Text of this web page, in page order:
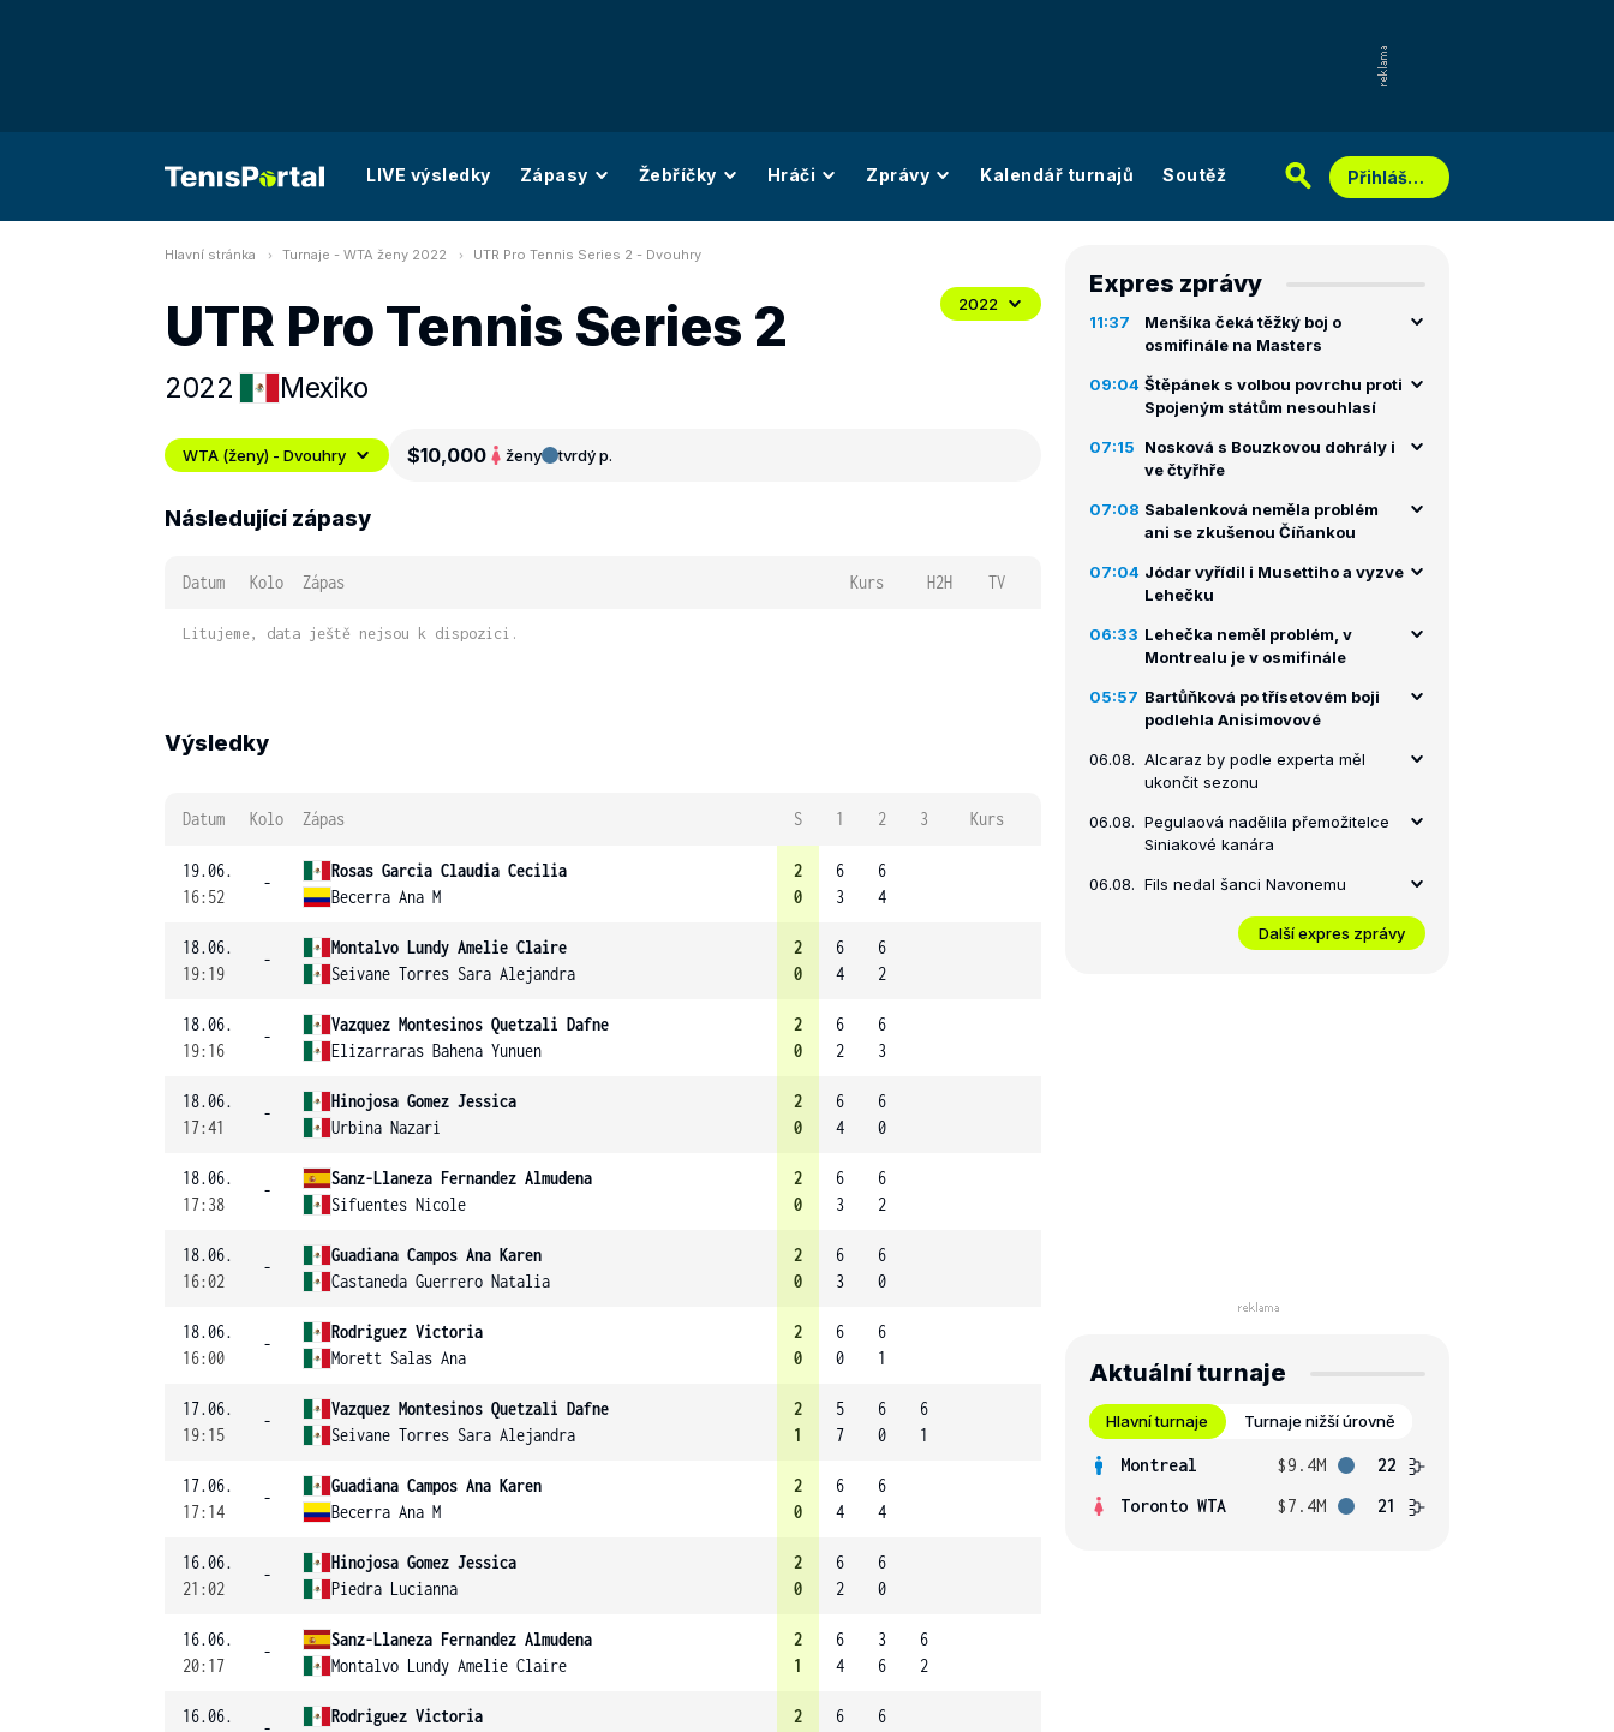
LIVE výsledky Zápasy Žebříčky Hráči Zprávy Kalendář turnajů Soutěž Přihlášení
Hlavní stránka Turnaje - WTA ženy 2022 UTR Pro Tennis Series 2 - Dvouhry
UTR Pro Tennis Series 2
2022 Mexiko
2022
WTA (ženy) - Dvouhry $10,000 ženy tvrdý p.
Následující zápasy
Datum Kolo Zápas Kurs H2H TV
Litujeme, data ještě nejsou k dispozici.
Výsledky
Datum Kolo Zápas S 1 2 3 Kurs
19.06.
16:52
-
Rosas Garcia Claudia Cecilia
Becerra Ana M
2
0
6
3
6
4
18.06.
19:19
-
Montalvo Lundy Amelie Claire
Seivane Torres Sara Alejandra
2
0
6
4
6
2
18.06.
19:16
-
Vazquez Montesinos Quetzali Dafne
Elizarraras Bahena Yunuen
2
0
6
2
6
3
18.06.
17:41
-
Hinojosa Gomez Jessica
Urbina Nazari
2
0
6
4
6
0
18.06.
17:38
-
Sanz-Llaneza Fernandez Almudena
Sifuentes Nicole
2
0
6
3
6
2
18.06.
16:02
-
Guadiana Campos Ana Karen
Castaneda Guerrero Natalia
2
0
6
3
6
0
18.06.
16:00
-
Rodriguez Victoria
Morett Salas Ana
2
0
6
0
6
1
17.06.
19:15
-
Vazquez Montesinos Quetzali Dafne
Seivane Torres Sara Alejandra
2
1
5
7
6
0
6
1
17.06.
17:14
-
Guadiana Campos Ana Karen
Becerra Ana M
2
0
6
4
6
4
16.06.
21:02
-
Hinojosa Gomez Jessica
Piedra Lucianna
2
0
6
2
6
0
16.06.
20:17
-
Sanz-Llaneza Fernandez Almudena
Montalvo Lundy Amelie Claire
2
1
6
4
3
6
6
2
16.06.
Rodriguez Victoria
2
6
6
Expres zprávy
11:37
Menšíka čeká těžký boj o
osmifinále na Masters
09:04 Štěpánek s volbou povrchu proti
Spojeným státům nesouhlasí
07:15
Nosková s Bouzkovou dohrály i
ve čtyřhře
07:08 Sabalenková neměla problém
ani se zkušenou Číňankou
07:04 Jódar vyřídil i Musettiho a vyzve
Lehečku
06:33 Lehečka neměl problém, v
Montrealu je v osmifinále
05:57 Bartůňková po třísetovém boji
podlehla Anisimovové
06.08. Alcaraz by podle experta měl
ukončit sezonu
06.08. Pegulaová nadělila přemožitelce
Siniakové kanára
06.08. Fils nedal šanci Navonemu
Další expres zprávy
Aktuální turnaje
Hlavní turnaje Turnaje nižší úrovně
Montreal $9.4M
22
Toronto WTA
$7.4M 21